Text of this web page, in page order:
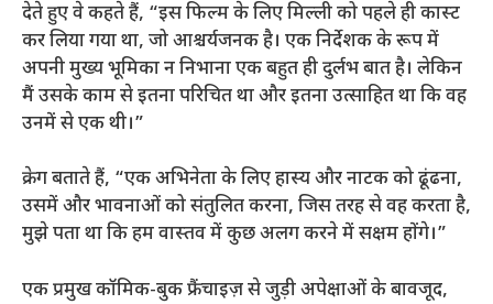
देते हुए वे कहते हैं, “इस फिल्म के लिए मिल्ली को पहले ही कास्ट
कर लिया गया था, जो आश्चर्यजनक है। एक निर्देशक के रूप में
अपनी मुख्य भूमिका न निभाना एक बहुत ही दुर्लभ बात है। लेकिन
मैं उसके काम से इतना परिचित था और इतना उत्साहित था कि वह
उनमें से एक थी।”
क्रेग बताते हैं, “एक अभिनेता के लिए हास्य और नाटक को ढूंढना,
उसमें और भावनाओं को संतुलित करना, जिस तरह से वह करता है,
मुझे पता था कि हम वास्तव में कुछ अलग करने में सक्षम होंगे।”
एक प्रमुख कॉमिक-बुक फ्रैंचाइज़ से जुड़ी अपेक्षाओं के बावजूद,